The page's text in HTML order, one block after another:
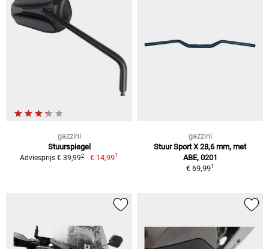
gazzini
Stuurspiegel
Adviesprijs € 39,992 € 14,991
gazzini
Stuur Sport X 28,6 mm, met
ABE, 0201
€ 69,991